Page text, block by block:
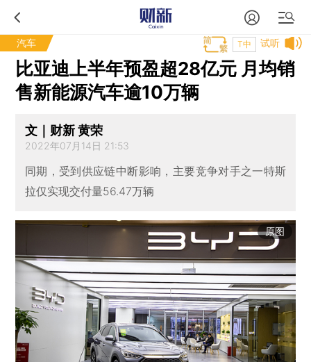
汽车 试听
T中
比亚迪上半年预盈超28亿元 月均销
售新能源汽车逾10万辆
文｜财新 黄荣
2022年07月14日 21:53
同期，受到供应链中断影响，主要竞争对手之一特斯
拉仅实现交付量56.47万辆
原图